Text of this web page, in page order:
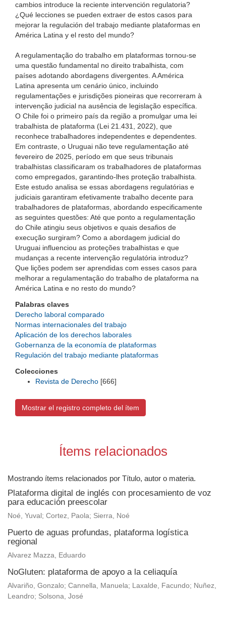
cambios introduce la reciente intervención regulatoria?
¿Qué lecciones se pueden extraer de estos casos para
mejorar la regulación del trabajo mediante plataformas en
América Latina y el resto del mundo?
A regulamentação do trabalho em plataformas tornou-se
uma questão fundamental no direito trabalhista, com
países adotando abordagens divergentes. A América
Latina apresenta um cenário único, incluindo
regulamentações e jurisdições pioneiras que recorreram à
intervenção judicial na ausência de legislação específica.
O Chile foi o primeiro país da região a promulgar uma lei
trabalhista de plataforma (Lei 21.431, 2022), que
reconhece trabalhadores independentes e dependentes.
Em contraste, o Uruguai não teve regulamentação até
fevereiro de 2025, período em que seus tribunais
trabalhistas classificaram os trabalhadores de plataformas
como empregados, garantindo-lhes proteção trabalhista.
Este estudo analisa se essas abordagens regulatórias e
judiciais garantiram efetivamente trabalho decente para
trabalhadores de plataformas, abordando especificamente
as seguintes questões: Até que ponto a regulamentação
do Chile atingiu seus objetivos e quais desafios de
execução surgiram? Como a abordagem judicial do
Uruguai influenciou as proteções trabalhistas e que
mudanças a recente intervenção regulatória introduz?
Que lições podem ser aprendidas com esses casos para
melhorar a regulamentação do trabalho de plataforma na
América Latina e no resto do mundo?
Palabras claves
Derecho laboral comparado
Normas internacionales del trabajo
Aplicación de los derechos laborales
Gobernanza de la economía de plataformas
Regulación del trabajo mediante plataformas
Colecciones
Revista de Derecho [666]
Mostrar el registro completo del ítem
Ítems relacionados
Mostrando ítems relacionados por Título, autor o materia.
Plataforma digital de inglés con procesamiento de voz
para educación preescolar
Noé, Yuval; Cortez, Paola; Sierra, Noé
Puerto de aguas profundas, plataforma logística
regional
Alvarez Mazza, Eduardo
NoGluten: plataforma de apoyo a la celiaquía
Alvariño, Gonzalo; Cannella, Manuela; Laxalde, Facundo; Nuñez,
Leandro; Solsona, José